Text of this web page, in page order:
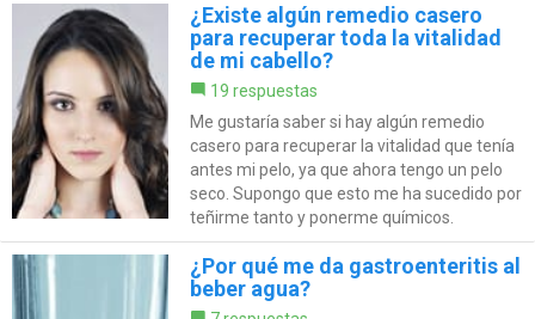
¿Existe algún remedio casero
para recuperar toda la vitalidad
de mi cabello?
19 respuestas
Me gustaría saber si hay algún remedio
casero para recuperar la vitalidad que tenía
antes mi pelo, ya que ahora tengo un pelo
seco. Supongo que esto me ha sucedido por
teñirme tanto y ponerme químicos.
¿Por qué me da gastroenteritis al
beber agua?